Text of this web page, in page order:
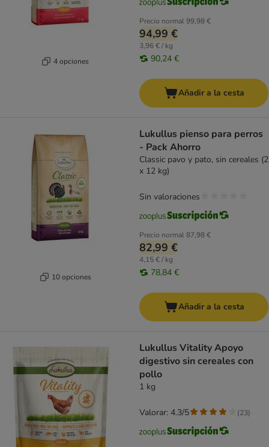
4 opciones
Precio normal99,98 €
94,99 €
3,96 € / kg
90,24 €
Añadir a la cesta
10 opciones
Lukullus pienso para perros
- Pack Ahorro
Classic pavo y pato, sin cereales (2
x 12 kg)
Precio normal87,98 €
82,99 €
4,15 € / kg
78,84 €
Sin valoraciones
Añadir a la cesta
Lukullus Vitality Apoyo
digestivo sin cereales con
pollo
1 kg
Valorar: 4.3/5 (23)